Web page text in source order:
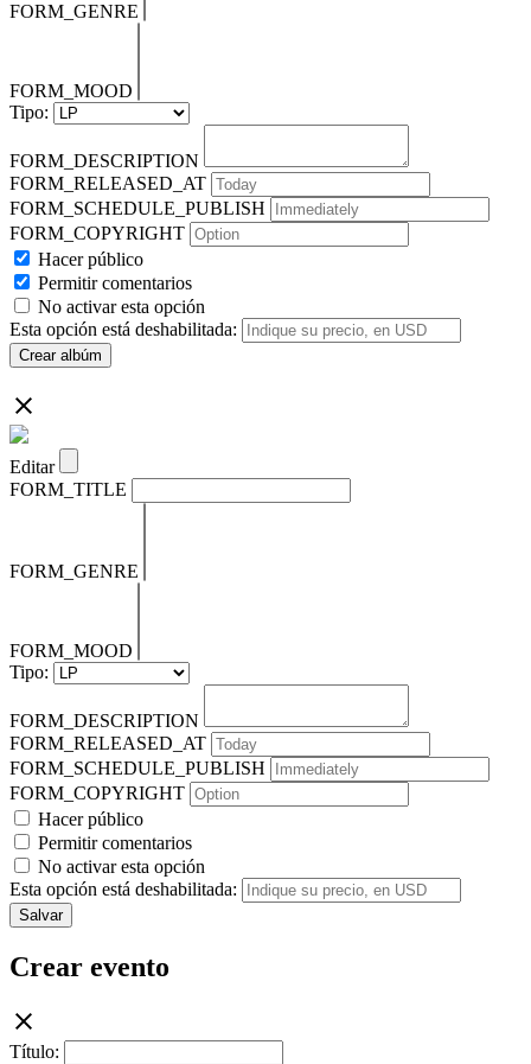
FORM_GENRE
FORM_MOOD
Tipo:
FORM_DESCRIPTION
FORM_RELEASED_AT
FORM_SCHEDULE_PUBLISH
FORM_COPYRIGHT
Hacer público
Permitir comentarios
No activar esta opción
Esta opción está deshabilitada:
Crear albúm
Editar
FORM_TITLE
FORM_GENRE
FORM_MOOD
Tipo:
FORM_DESCRIPTION
FORM_RELEASED_AT
FORM_SCHEDULE_PUBLISH
FORM_COPYRIGHT
Hacer público
Permitir comentarios
No activar esta opción
Esta opción está deshabilitada:
Salvar
Crear evento
Título: